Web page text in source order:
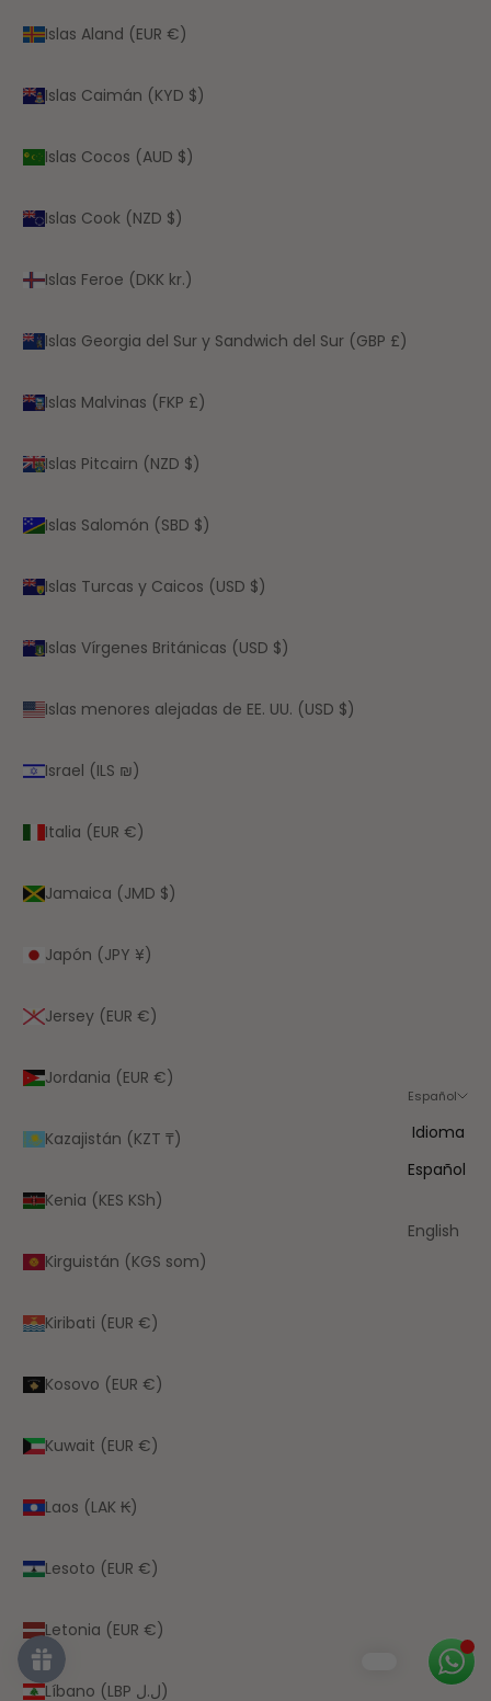
Islas Aland (EUR €)
Islas Caimán (KYD $)
Islas Cocos (AUD $)
Islas Cook (NZD $)
Islas Feroe (DKK kr.)
Islas Georgia del Sur y Sandwich del Sur (GBP £)
Islas Malvinas (FKP £)
Islas Pitcairn (NZD $)
Islas Salomón (SBD $)
Islas Turcas y Caicos (USD $)
Islas Vírgenes Británicas (USD $)
Islas menores alejadas de EE. UU. (USD $)
Israel (ILS ₪)
Italia (EUR €)
Jamaica (JMD $)
Japón (JPY ¥)
Jersey (EUR €)
Jordania (EUR €)
Kazajistán (KZT ₸)
Kenia (KES KSh)
Kirguistán (KGS som)
Kiribati (EUR €)
Kosovo (EUR €)
Kuwait (EUR €)
Laos (LAK ₭)
Lesoto (EUR €)
Letonia (EUR €)
Líbano (LBP ل.ل)
Español
Idioma
Español
English